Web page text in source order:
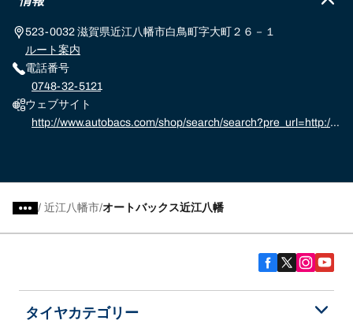
523-0032 滋賀県近江八幡市白鳥町字大町２６－１
ルート案内
電話番号
0748-32-5121
ウェブサイト
http://www.autobacs.com/shop/search/search?pre_url=http://
/ 近江八幡市 オートバックス近江八幡
タイヤカテゴリー